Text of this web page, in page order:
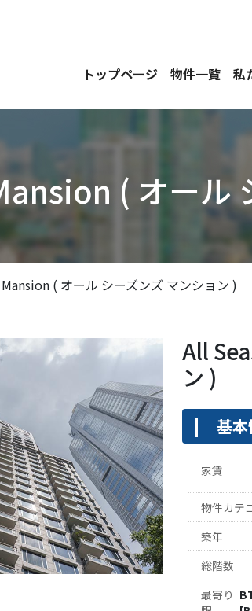
トップページ 物件一覧 私
( オール
( オール シーズンズ マンション )
All
ン )
基
家賃
物件カテ
築年
総階数
最寄り